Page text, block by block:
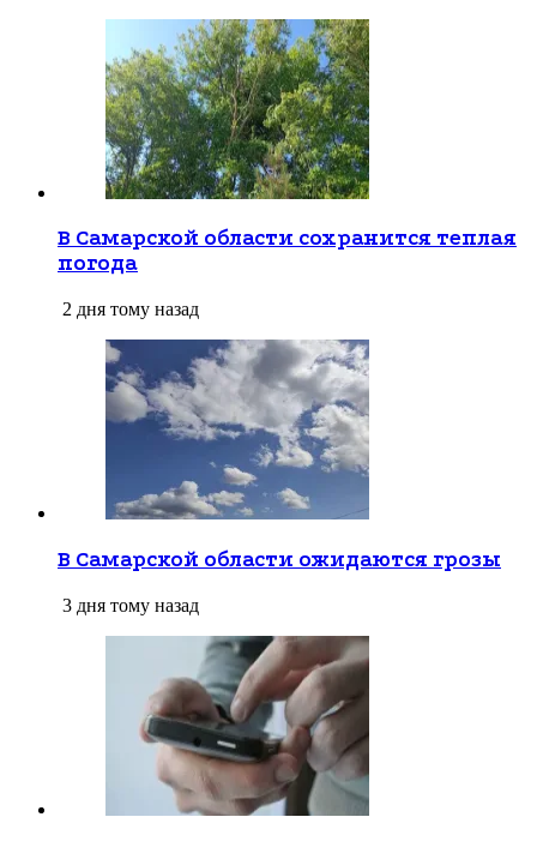
В Самарской области сохранится теплая
погода
2 дня тому назад
В Самарской области ожидаются грозы
3 дня тому назад